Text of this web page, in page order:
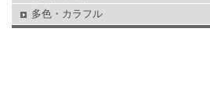
多色・カラフル